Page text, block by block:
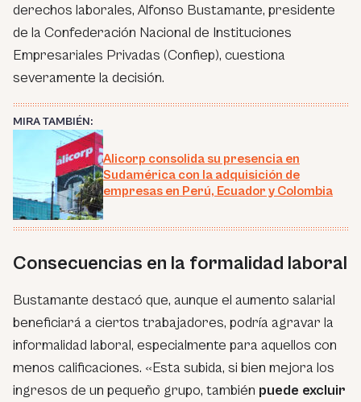
derechos laborales, Alfonso Bustamante, presidente
de la Confederación Nacional de Instituciones
Empresariales Privadas (Confiep), cuestiona
severamente la decisión.
MIRA TAMBIÉN:
Alicorp consolida su presencia en
Sudamérica con la adquisición de
empresas en Perú, Ecuador y Colombia
Consecuencias en la formalidad laboral
Bustamante destacó que, aunque el aumento salarial
beneficiará a ciertos trabajadores, podría agravar la
informalidad laboral, especialmente para aquellos con
menos calificaciones. «Esta subida, si bien mejora los
ingresos de un pequeño grupo, también puede excluir